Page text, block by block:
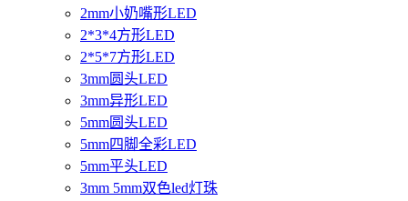
2mm小奶嘴形LED
2*3*4方形LED
2*5*7方形LED
3mm圆头LED
3mm异形LED
5mm圆头LED
5mm四脚全彩LED
5mm平头LED
3mm 5mm双色led灯珠